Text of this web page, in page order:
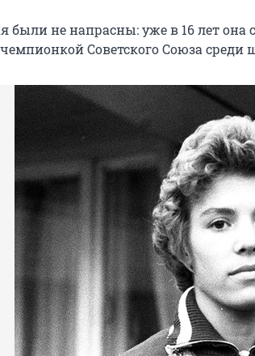
были не напрасны: уже в 16 лет она
Советского Союза среди